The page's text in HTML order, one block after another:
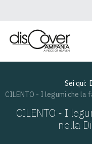
Sei qui:
CILENTO - I legumi che la
CILENTO - I
nella